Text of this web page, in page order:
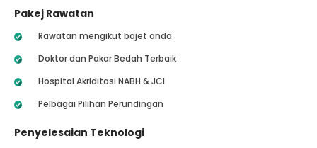
Pakej Rawatan
Rawatan mengikut bajet anda
Doktor dan Pakar Bedah Terbaik
Hospital Akriditasi NABH & JCI
Pelbagai Pilihan Perundingan
Penyelesaian Teknologi